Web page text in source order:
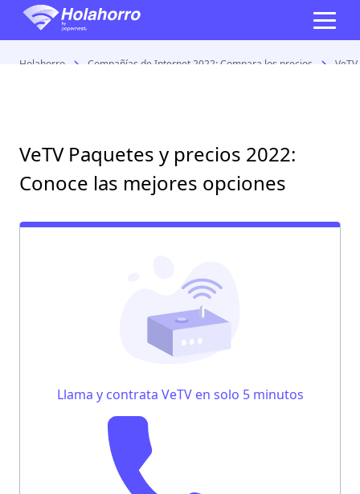
Holahorro Compañías de Internet 2022: Compara los precios
VeTV Paquetes y precios 2022:
Conoce las mejores opciones
Llama y contrata VeTV en solo 5 minutos